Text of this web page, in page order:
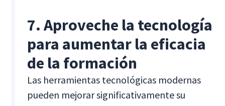
7. Aproveche la tecnología
para aumentar la eficacia
de la formación
Las herramientas tecnológicas modernas
pueden mejorar significativamente su